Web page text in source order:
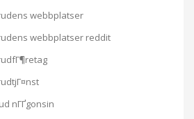
webbplatser
webbplatser reddit
nГҐgonsin